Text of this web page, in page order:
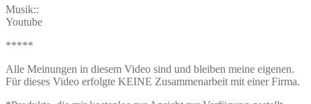
Musik::
Youtube
*****
Alle Meinungen in diesem Video sind und bleiben meine eigenen.
Für dieses Video erfolgte KEINE Zusammenarbeit mit einer Firma.